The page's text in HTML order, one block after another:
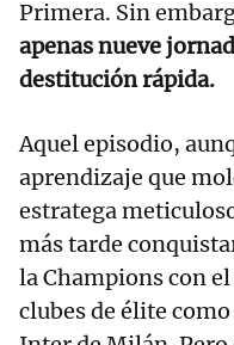
Primera. Sin
apenas nueve
destitución rápida.
Aquel episodio,
aprendizaje que
estratega
más tarde
la Champions con
clubes de élite